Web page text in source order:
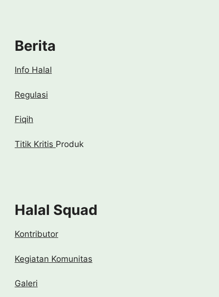
Berita
Info Halal
Regulasi
Fiqih
Titik Kritis Produk
Halal Squad
Kontributor
Kegiatan Komunitas
Galeri